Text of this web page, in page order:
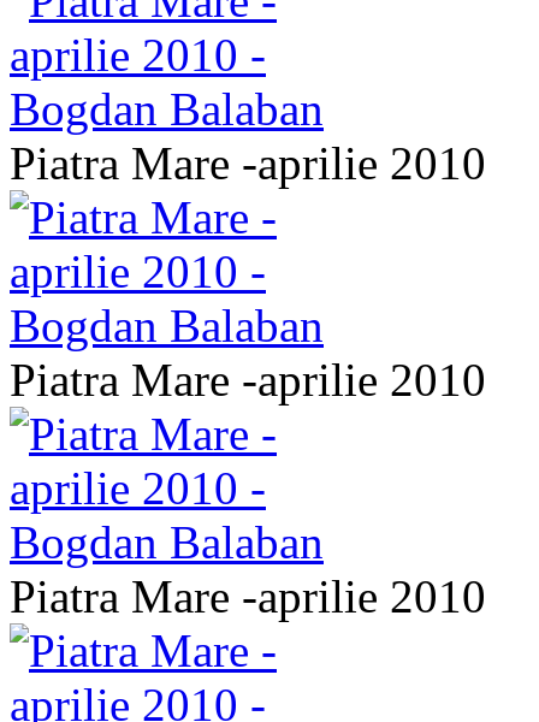
Piatra Mare -aprilie 2010
Piatra Mare -aprilie 2010
Piatra Mare -aprilie 2010